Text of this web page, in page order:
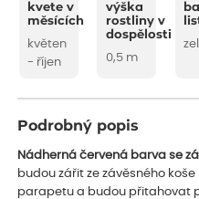
kvete v
měsících
květen
- říjen
výška
rostliny v
dospělosti
0,5 m
Podrobný popis
Nádherná červená barva se
budou zářit ze závěsného
parapetu a budou přitahovat